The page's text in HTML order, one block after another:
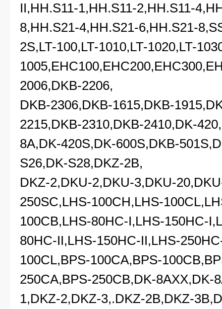
II,HH.S11-1,HH.S11-2,HH.S11-
8,HH.S21-4,HH.S21-6,HH.S21-
2S,LT-100,LT-1010,LT-1020,LT-
2006,DKB-2206,
DKB-2306,DKB-1615,DKB-
2215,DKB-2310,DKB-2410,DK-
8A,DK-420S,DK-600S,DKB-
S26,DK-S28,DKZ-2B,
DKZ-2,DKU-2,DKU-3,DKU-
250SC,LHS-100CH,LHS-
100CB,LHS-80HC-I,LHS-150HC-
80HC-II,LHS-150HC-II,LHS-
100CL,BPS-100CA,BPS-
250CA,BPS-250CB,DK-8AXX,DK-
1,DKZ-2,DKZ-3,.DKZ-2B,DKZ-